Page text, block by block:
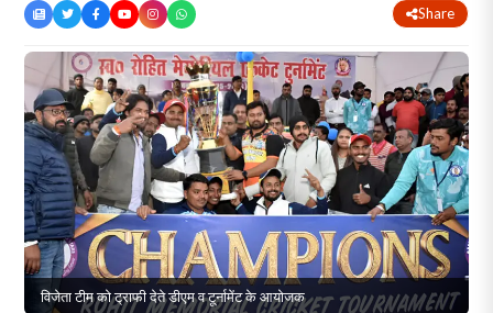
Share
विजेता टीम को ट्राफी देते डीएम व टूर्नामेंट के आयोजक